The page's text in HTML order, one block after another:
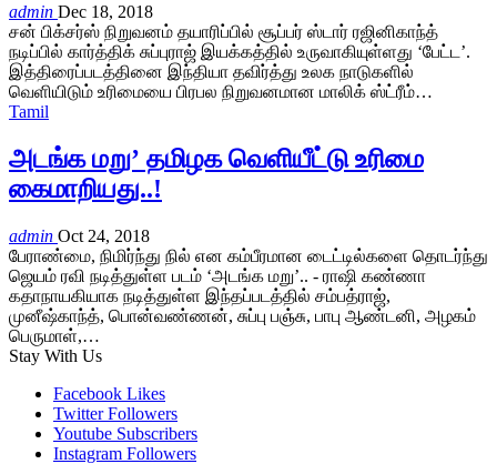
admin Dec 18, 2018
சன் பிக்சர்ஸ் நிறுவனம் தயாரிப்பில் சூப்பர் ஸ்டார் ரஜினிகாந்த்
நடிப்பில் கார்த்திக் சுப்புராஜ் இயக்கத்தில் உருவாகியுள்ளது ‘பேட்ட’.
இத்திரைப்படத்தினை இந்தியா தவிர்த்து உலக நாடுகளில்
வெளியிடும் உரிமையை பிரபல நிறுவனமான மாலிக் ஸ்ட்ரீம்…
Tamil
அடங்க மறு’ தமிழக வெளியீட்டு உரிமை
கைமாறியது..!
admin Oct 24, 2018
பேராண்மை, நிமிர்ந்து நில் என கம்பீரமான டைட்டில்களை தொடர்ந்து
ஜெயம் ரவி நடித்துள்ள படம் ‘அடங்க மறு’.. - ராஷி கண்ணா
கதாநாயகியாக நடித்துள்ள இந்தப்படத்தில் சம்பத்ராஜ்,
முனீஷ்காந்த், பொன்வண்ணன், சுப்பு பஞ்சு, பாபு ஆண்டனி, அழகம்
பெருமாள்,…
Stay With Us
Facebook Likes
Twitter Followers
Youtube Subscribers
Instagram Followers